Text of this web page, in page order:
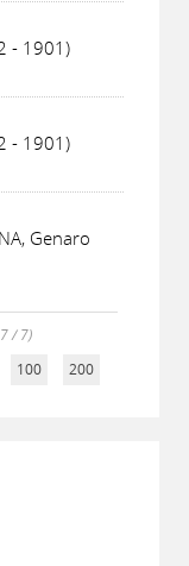
- 1901)
- 1901)
Genaro
/ 7)
100 200